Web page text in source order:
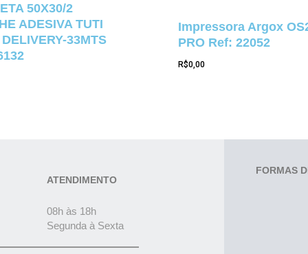
50X30/2
ADESIVA TUTI
33MTS
Impressora Argox
PRO Ref: 22052
R$0,00
ATENDIMENTO
08h às 18h
Segunda à Sexta
FORMAS